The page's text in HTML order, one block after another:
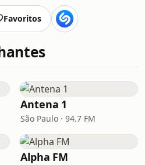
Favoritos
Antena 1
São Paulo · 94.7 FM
Alpha FM